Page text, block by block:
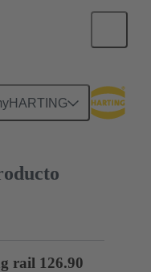
rail 126.90